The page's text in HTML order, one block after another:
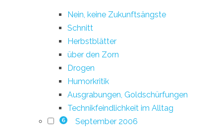
Nein, keine Zukunftsängste
Schnitt
Herbstblätter
über den Zorn
Drogen
Humorkritik
Ausgrabungen, Goldschürfungen
Technikfeindlichkeit im Alltag
6 September 2006